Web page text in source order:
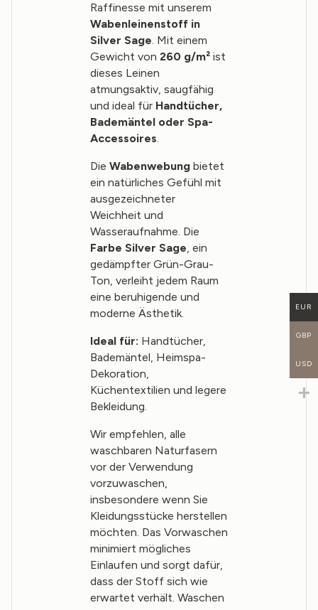
Raffinesse mit unserem
Wabenleinenstoff in
Silver Sage. Mit einem
Gewicht von 260 g/m²ist
dieses Leinen
atmungsaktiv, saugfähig
und ideal für Handtücher,
Bademäntel oder Spa-
Accessoires.
Die Wabenwebungbietet
ein natürliches Gefühl mit
ausgezeichneter
Weichheit und
Wasseraufnahme. Die
Farbe Silver Sage, ein
gedämpfter Grün-Grau-
Ton, verleiht jedem Raum
eine beruhigende und
moderne Ästhetik.
Ideal für: Handtücher,
Bademäntel, Heimspa-
Dekoration,
Küchentextilien und legere
Bekleidung.
Wir empfehlen, alle
waschbaren Naturfasern
vor der Verwendung
vorzuwaschen,
insbesondere wenn Sie
Kleidungsstücke herstellen
möchten. Das Vorwaschen
minimiert mögliches
Einlaufen und sorgt dafür,
dass der Stoff sich wie
erwartet verhält. Waschen
EUR
GBP
USD